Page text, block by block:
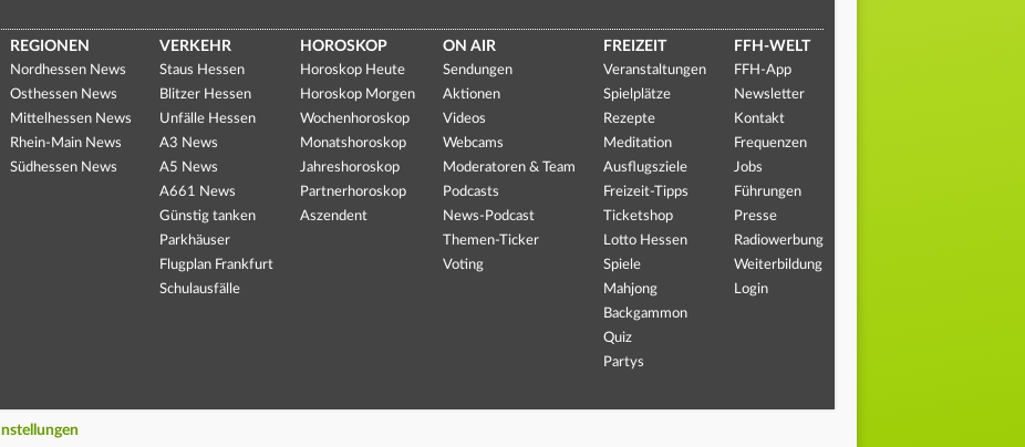
REGIONEN
Nordhessen News
Osthessen News
Mittelhessen News
Rhein-Main News
Südhessen News
VERKEHR
Staus Hessen
Blitzer Hessen
Unfälle Hessen
A3 News
A5 News
A661 News
Günstig tanken
Parkhäuser
Flugplan Frankfurt
Schulausfälle
HOROSKOP
Horoskop Heute
Horoskop Morgen
Wochenhoroskop
Monatshoroskop
Jahreshoroskop
Partnerhoroskop
Aszendent
ON AIR
Sendungen
Aktionen
Videos
Webcams
Moderatoren & Team
Podcasts
News-Podcast
Themen-Ticker
Voting
FREIZEIT
Veranstaltungen
Spielplätze
Rezepte
Meditation
Ausflugsziele
Freizeit-Tipps
Ticketshop
Lotto Hessen
Spiele
Mahjong
Backgammon
Quiz
Partys
FFH-WELT
FFH-App
Newsletter
Kontakt
Frequenzen
Jobs
Führungen
Presse
Radiowerbung
Weiterbildung
Login